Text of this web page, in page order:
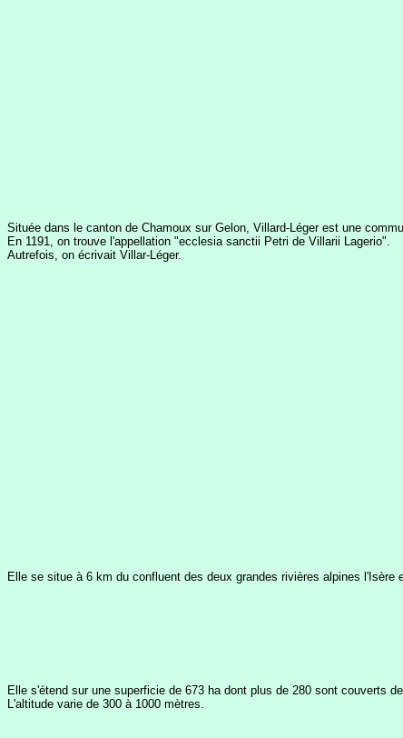
Située dans le canton de Chamoux sur Gelon, Villard-Léger est une
En 1191, on trouve l'appellation "ecclesia sanctii Petri de Villarii Lagerio".
Autrefois, on écrivait Villar-Léger.
Elle se situe à 6 km du confluent des deux grandes rivières alpines
Elle s'étend sur une superficie de 673 ha dont plus de 280 sont couverts
L'altitude varie de 300 à 1000 mètres.